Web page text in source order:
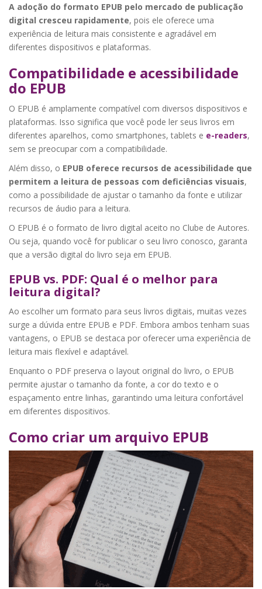
A adoção do formato EPUB pelo mercado de publicação
digital cresceu rapidamente, pois ele oferece uma
experiência de leitura mais consistente e agradável em
diferentes dispositivos e plataformas.
Compatibilidade e acessibilidade
do EPUB
O EPUB é amplamente compatível com diversos dispositivos e
plataformas. Isso significa que você pode ler seus livros em
diferentes aparelhos, como smartphones, tablets e e-readers,
sem se preocupar com a compatibilidade.
Além disso, o EPUB oferece recursos de acessibilidade que
permitem a leitura de pessoas com deficiências visuais,
como a possibilidade de ajustar o tamanho da fonte e utilizar
recursos de áudio para a leitura.
O EPUB é o formato de livro digital aceito no Clube de Autores.
Ou seja, quando você for publicar o seu livro conosco, garanta
que a versão digital do livro seja em EPUB.
EPUB vs. PDF: Qual é o melhor para
leitura digital?
Ao escolher um formato para seus livros digitais, muitas vezes
surge a dúvida entre EPUB e PDF. Embora ambos tenham suas
vantagens, o EPUB se destaca por oferecer uma experiência de
leitura mais flexível e adaptável.
Enquanto o PDF preserva o layout original do livro, o EPUB
permite ajustar o tamanho da fonte, a cor do texto e o
espaçamento entre linhas, garantindo uma leitura confortável
em diferentes dispositivos.
Como criar um arquivo EPUB